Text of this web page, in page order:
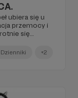
ubiera się u
przemocy i
się
które
jako
Dzienniki +2